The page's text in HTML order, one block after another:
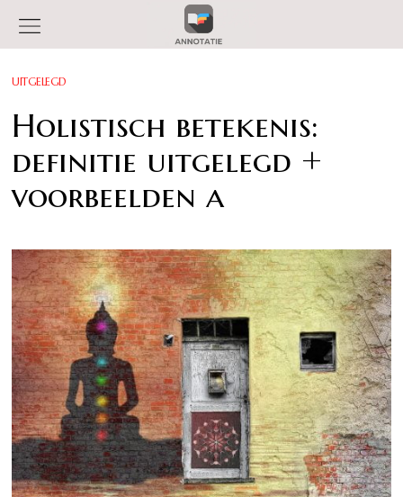
UITGELEGD
Holistisch betekenis:
definitie uitgelegd +
voorbeelden a